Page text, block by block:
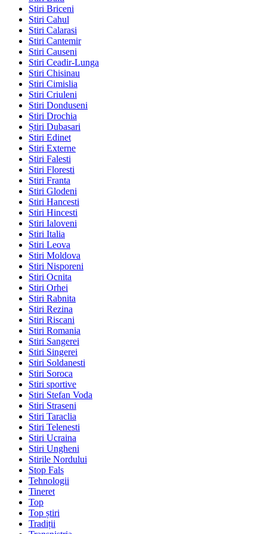
Stiri Briceni
Stiri Cahul
Stiri Calarasi
Stiri Cantemir
Stiri Causeni
Stiri Ceadir-Lunga
Stiri Chisinau
Stiri Cimislia
Stiri Criuleni
Stiri Donduseni
Stiri Drochia
Știri Dubasari
Stiri Edinet
Stiri Externe
Stiri Falesti
Stiri Floresti
Stiri Franta
Stiri Glodeni
Stiri Hancesti
Stiri Hincesti
Stiri Ialoveni
Stiri Italia
Stiri Leova
Stiri Moldova
Stiri Nisporeni
Stiri Ocnita
Stiri Orhei
Stiri Rabnita
Stiri Rezina
Stiri Riscani
Stiri Romania
Stiri Sangerei
Stiri Singerei
Stiri Soldanesti
Stiri Soroca
Stiri sportive
Stiri Stefan Voda
Stiri Straseni
Stiri Taraclia
Stiri Telenesti
Stiri Ucraina
Stiri Ungheni
Stirile Nordului
Stop Fals
Tehnologii
Tineret
Top
Top știri
Tradiții